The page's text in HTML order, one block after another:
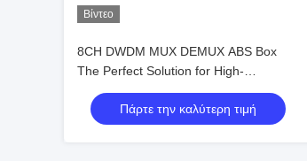
Βίντεο
8CH DWDM MUX DEMUX ABS Box
The Perfect Solution for High-
Performance Data Transmission and
NetworkingΠάρτε την καλύτερη τιμή